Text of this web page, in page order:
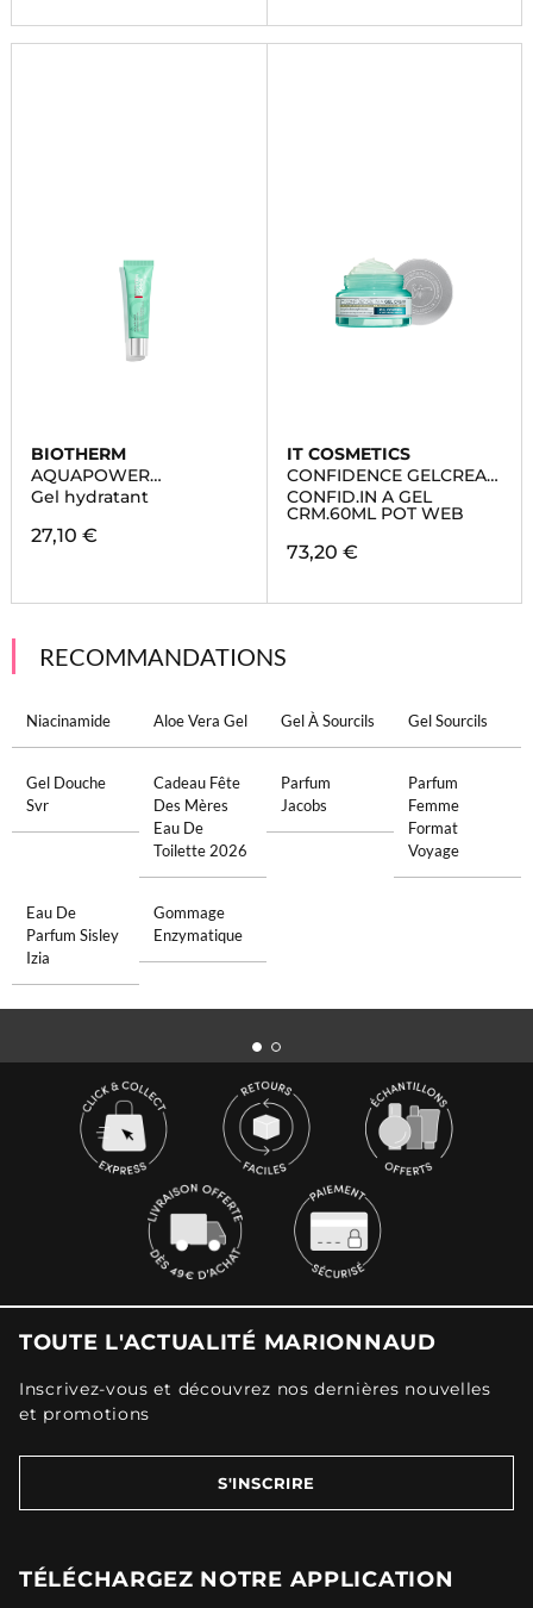
BIOTHERM
AQUAPOWER
ADVANCED
Gel hydratant
27,10 €
IT COSMETICS
CONFIDENCE GELCREAM
OC J60ML
CONFID.IN A GEL
CRM.60ML POT WEB
73,20 €
RECOMMANDATIONS
Niacinamide Aloe Vera Gel Gel À Sourcils Gel Sourcils
Gel Douche
Svr
Cadeau Fête
Des Mères
Eau De
Toilette 2026
Parfum
Jacobs
Parfum
Femme
Format
Voyage
Eau De
Parfum Sisley
Izia
Gommage
Enzymatique
TOUTE L'ACTUALITÉ MARIONNAUD
Inscrivez-vous et découvrez nos dernières nouvelles
et promotions
S'INSCRIRE
TÉLÉCHARGEZ NOTRE APPLICATION